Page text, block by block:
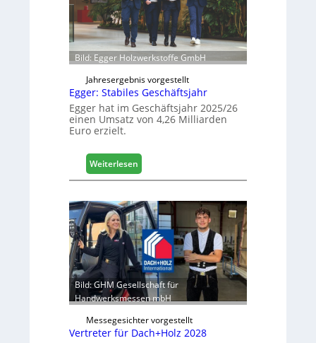
c
h
r
ö
f
f
n
e
t
L
o
s
t
k
b
e
r
e
i
c
h
Bild: Egger Holzwerkstoffe GmbH
Jahresergebnis vorgestellt
Egger: Stabiles Geschäftsjahr
Egger hat im Geschäftsjahr 2025/26
einen Umsatz von 4,26 Milliarden
Euro erzielt.
Weiterlesen
E
g
e
r
:
S
t
a
b
l
e
Bild: GHM Gesellschaft für
Handwerksmessen mbH
Messegesichter vorgestellt
Vertreter für Dach+Holz 2028